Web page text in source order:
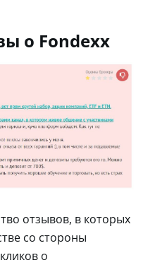
о Fondexx
отзывов, в которых
со стороны
о